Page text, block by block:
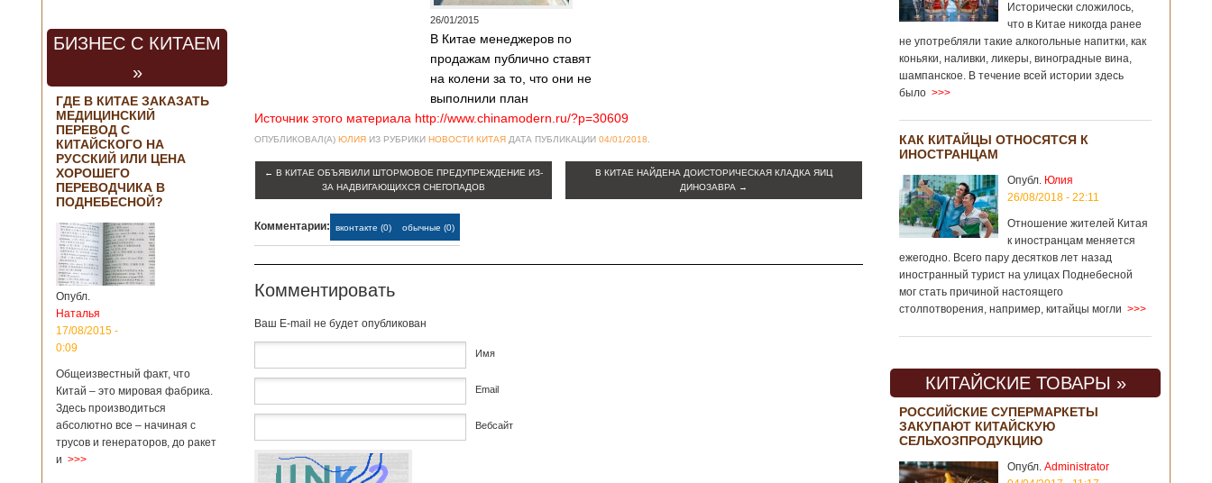
БИЗНЕС С КИТАЕМ
»
ГДЕ В КИТАЕ ЗАКАЗАТЬ
МЕДИЦИНСКИЙ
ПЕРЕВОД С
КИТАЙСКОГО НА
РУССКИЙ ИЛИ ЦЕНА
ХОРОШЕГО
ПЕРЕВОДЧИКА В
ПОДНЕБЕСНОЙ?
Опубл.
Наталья
17/08/2015 -
0:09
Общеизвестный факт, что
Китай – это мировая фабрика.
Здесь производиться
абсолютно все – начиная с
трусов и генераторов, до ракет
и >>>
26/01/2015
В Китае менеджеров по
продажам публично ставят
на колени за то, что они не
выполнили план
Источник этого материала http://www.chinamodern.ru/?p=30609
ОПУБЛИКОВАЛ(А) ЮЛИЯ ИЗ РУБРИКИ НОВОСТИ КИТАЯ ДАТА ПУБЛИКАЦИИ 04/01/2018
← В КИТАЕ ОБЪЯВИЛИ ШТОРМОВОЕ ПРЕДУПРЕЖДЕНИЕ ИЗ-
ЗА НАДВИГАЮЩИХСЯ СНЕГОПАДОВ
В КИТАЕ НАЙДЕНА ДОИСТОРИЧЕСКАЯ КЛАДКА ЯИЦ
ДИНОЗАВРА →
Комментарии: вконтакте (0) обычные (0)
Комментировать
Baш E-mail не будет опубликован
Имя
Email
Вебсайт
Исторически сложилось,
что в Китае никогда ранее
не употребляли такие алкогольные напитки, как
коньяки, наливки, ликеры, виноградные вина,
шампанское. В течение всей истории здесь
было >>>
КАК КИТАЙЦЫ ОТНОСЯТСЯ К
ИНОСТРАНЦАМ
Опубл. Юлия
26/08/2018 - 22:11
Отношение жителей Китая
к иностранцам меняется
ежегодно. Всего пару десятков лет назад
иностранный турист на улицах Поднебесной
мог стать причиной настоящего
столпотворения, например, китайцы могли >>>
КИТАЙСКИЕ ТОВАРЫ »
РОССИЙСКИЕ СУПЕРМАРКЕТЫ
ЗАКУПАЮТ КИТАЙСКУЮ
СЕЛЬХОЗПРОДУКЦИЮ
Опубл. Administrator